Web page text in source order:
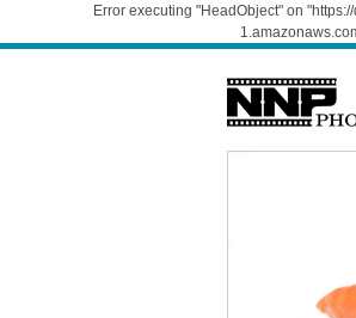
Error executing "HeadObject" on